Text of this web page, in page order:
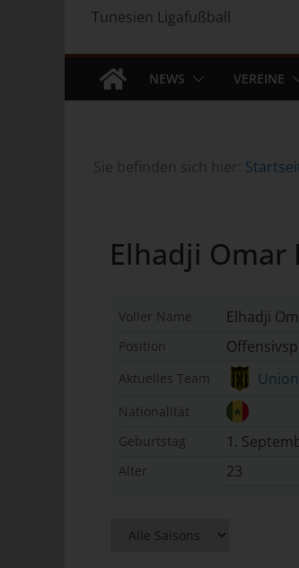
Tunesien Ligafußball
NEWS VEREINE
Sie befinden sich hier:
Elhadji Omar
Voller Name Elhadji
Position
Aktuelles Team
Nationalität
Geburtstag
1.
Alter 23